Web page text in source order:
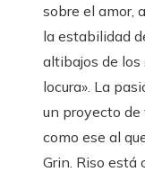
sobre el amor,
la estabilidad
altibajos de
locura». La
un proyecto
como ese al
Grin. Riso está